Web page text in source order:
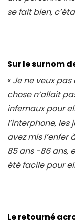
se fait bien,
Sur le surnom
« Je ne veux
chose n’allait
infernaux pour
l’interphone, les
avez mis l’enfer
85 ans -86 ans,
été facile pour
Le retourné